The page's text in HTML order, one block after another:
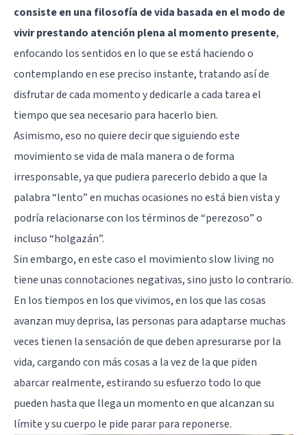
consiste en una filosofía de vida basada en el modo de
vivir prestando atención plena al momento presente,
enfocando los sentidos en lo que se está haciendo o
contemplando en ese preciso instante, tratando así de
disfrutar de cada momento y dedicarle a cada tarea el
tiempo que sea necesario para hacerlo bien.
Asimismo, eso no quiere decir que siguiendo este
movimiento se vida de mala manera o de forma
irresponsable, ya que pudiera parecerlo debido a que la
palabra “lento” en muchas ocasiones no está bien vista y
podría relacionarse con los términos de “perezoso” o
incluso “holgazán”.
Sin embargo, en este caso el movimiento slow living no
tiene unas connotaciones negativas, sino justo lo contrario.
En los tiempos en los que vivimos, en los que las cosas
avanzan muy deprisa, las personas para adaptarse muchas
veces tienen la sensación de que deben apresurarse por la
vida, cargando con más cosas a la vez de la que piden
abarcar realmente, estirando su esfuerzo todo lo que
pueden hasta que llega un momento en que alcanzan su
límite y su cuerpo le pide parar para reponerse.